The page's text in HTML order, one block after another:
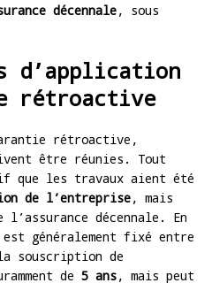
décennale, sous
d’application
rétroactive
rétroactive,
être réunies. Tout
que les travaux aient été
de l’entreprise, mais
décennale. En
généralement fixé entre
souscription de
de 5 ans, mais peut